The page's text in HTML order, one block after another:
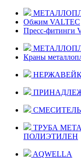
Обжим VALTEC
Пресс-фитинги
Краны
ТРУБА
ПОЛИЭТИЛЕН
AQWELLA